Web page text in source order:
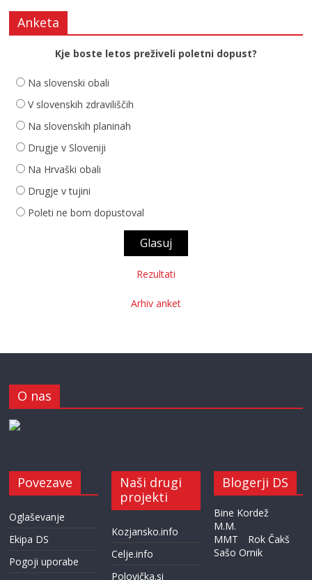
Anketa
Kje boste letos preživeli poletni dopust?
Na slovenski obali
V slovenskih zdraviliščih
Na slovenskih planinah
Drugje v Sloveniji
Na Hrvaški obali
Drugje v tujini
Poleti ne bom dopustoval
Rezultati
Arhiv anket
O nas
Povezave
Oglaševanje
Ekipa DS
Pogoji uporabe
Naši drugi
projekti
Kozjansko.info
Celje.info
Polovička.si
Blogerji DS
Bine Kordež
M.M.
MMT
Rok Čakš
Sašo Ornik